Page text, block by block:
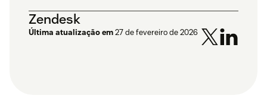
Zendesk
Última atualização em27 de fevereiro de 2026